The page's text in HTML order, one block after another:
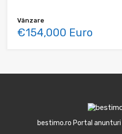
Vânzare
€154,000 Euro
bestimo.ro Portal